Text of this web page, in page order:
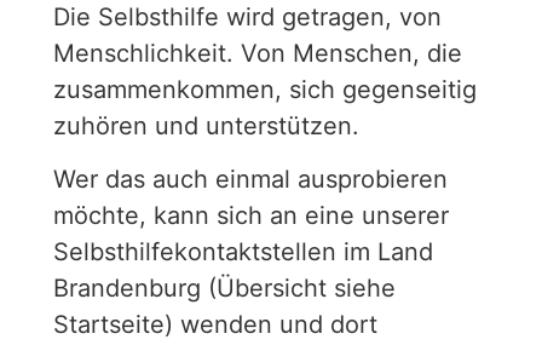
Die Selbsthilfe wird getragen, von
Menschlichkeit. Von Menschen, die
zusammenkommen, sich gegenseitig
zuhören und unterstützen.
Wer das auch einmal ausprobieren
möchte, kann sich an eine unserer
Selbsthilfekontaktstellen im Land
Brandenburg (Übersicht siehe
Startseite) wenden und dort